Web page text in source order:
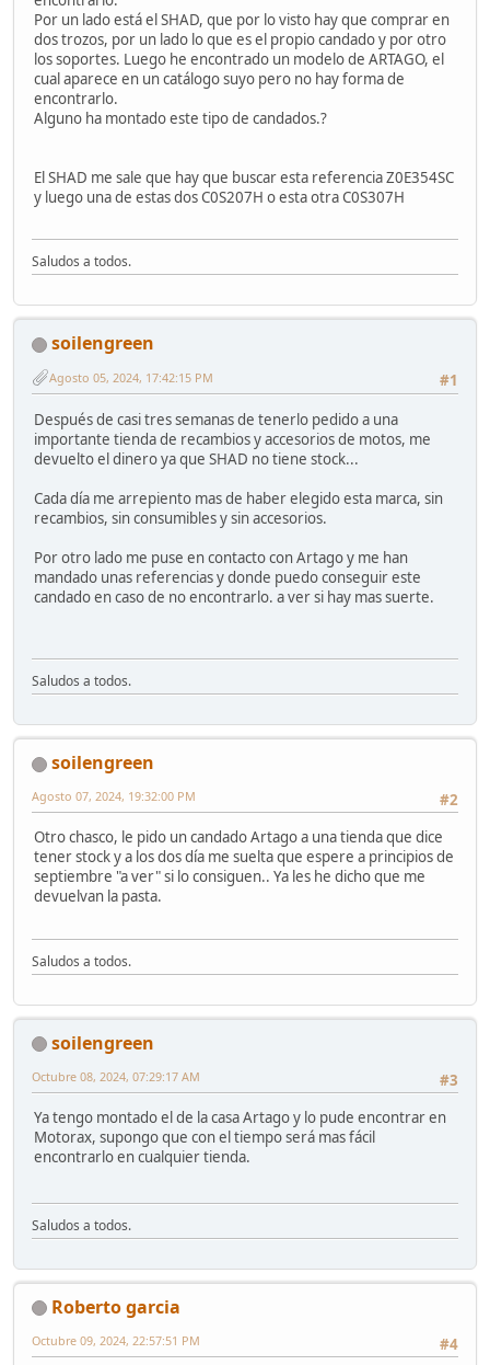
Por un lado está el SHAD, que por lo visto hay que comprar en
dos trozos, por un lado lo que es el propio candado y por otro
los soportes. Luego he encontrado un modelo de ARTAGO, el
cual aparece en un catálogo suyo pero no hay forma de
encontrarlo.
Alguno ha montado este tipo de candados.?
El SHAD me sale que hay que buscar esta referencia Z0E354SC
y luego una de estas dos C0S207H o esta otra C0S307H
Saludos a todos.
soilengreen
#1
Agosto 05, 2024, 17:42:15 PM
Después de casi tres semanas de tenerlo pedido a una
importante tienda de recambios y accesorios de motos, me
devuelto el dinero ya que SHAD no tiene stock...
Cada día me arrepiento mas de haber elegido esta marca, sin
recambios, sin consumibles y sin accesorios.
Por otro lado me puse en contacto con Artago y me han
mandado unas referencias y donde puedo conseguir este
candado en caso de no encontrarlo. a ver si hay mas suerte.
Saludos a todos.
soilengreen
#2
Agosto 07, 2024, 19:32:00 PM
Otro chasco, le pido un candado Artago a una tienda que dice
tener stock y a los dos día me suelta que espere a principios de
septiembre "a ver" si lo consiguen.. Ya les he dicho que me
devuelvan la pasta.
Saludos a todos.
soilengreen
#3
Octubre 08, 2024, 07:29:17 AM
Ya tengo montado el de la casa Artago y lo pude encontrar en
Motorax, supongo que con el tiempo será mas fácil
encontrarlo en cualquier tienda.
Saludos a todos.
Roberto garcia
#4
Octubre 09, 2024, 22:57:51 PM